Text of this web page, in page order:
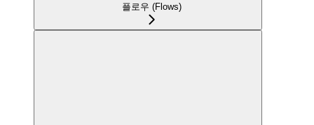
플로우 (Flows)